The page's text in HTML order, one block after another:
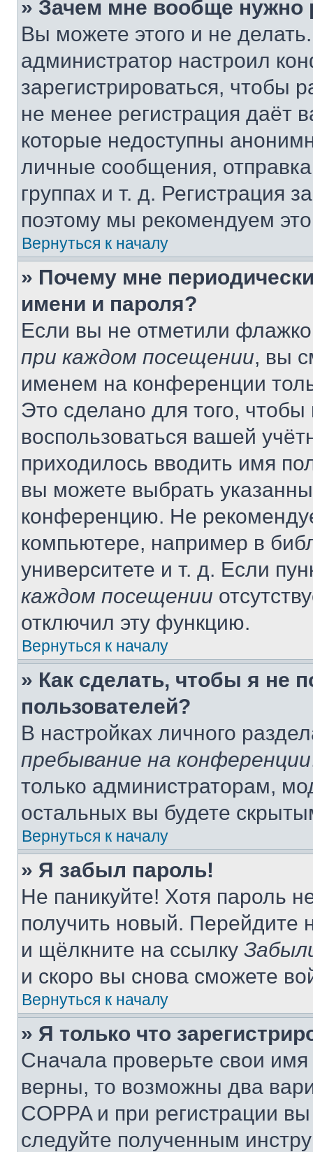
» Зачем мне вообще нужно
Вы можете этого и не
администратор настроил
зарегистрироваться, чтобы
не менее регистрация даёт
которые недоступны
личные сообщения,
группах и т. д. Регистрация
поэтому мы рекомендуем
Вернуться к началу
» Почему мне
имени и пароля?
Если вы не отметили
при каждом посещении, вы
именем на конференции
Это сделано для того, чтобы
воспользоваться вашей
приходилось вводить имя
вы можете выбрать
конференцию. Не
компьютере, например в
университете и т. д. Если
каждом посещении
отключил эту функцию.
Вернуться к началу
» Как сделать, чтобы я не
пользователей?
В настройках личного
пребывание на конференции
только администраторам,
остальных вы будете
Вернуться к началу
» Я забыл пароль!
Не паникуйте! Хотя пароль
получить новый. Перейдите
и щёлкните на ссылку
и скоро вы снова сможете
Вернуться к началу
» Я только что
Сначала проверьте свои
верны, то возможны два
COPPA и при регистрации
следуйте полученным